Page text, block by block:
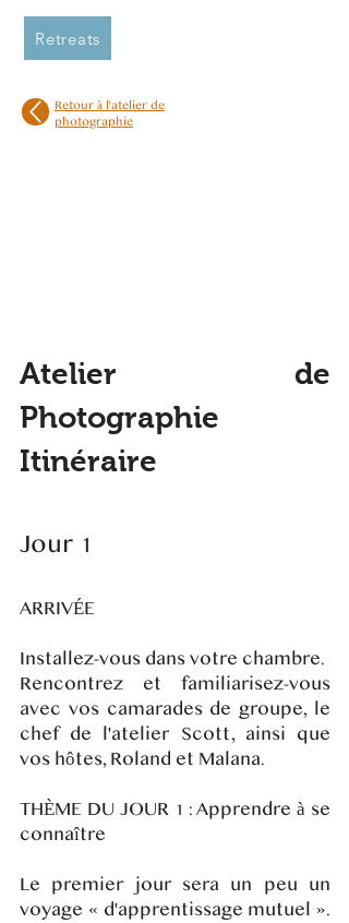
Retreats
Retour à l'atelier de
photographie
Atelier de
Photographie
Itinéraire
Jour 1
ARRIVÉE
Installez-vous dans votre chambre.
Rencontrez et familiarisez-vous
avec vos camarades de groupe, le
chef de l'atelier Scott, ainsi que
vos hôtes, Roland et Malana.
THÈME DU JOUR 1 : Apprendre à se
connaître
Le premier jour sera un peu un
voyage « d'apprentissage mutuel ».